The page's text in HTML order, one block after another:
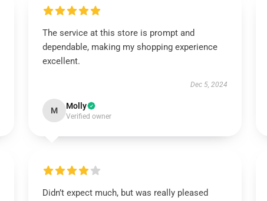
The service at this store is prompt and
dependable, making my shopping experience
excellent.
Dec 5, 2024
M Molly
Verified owner
Didn’t expect much, but was really pleased